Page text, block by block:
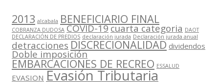
2013 alcabala BENEFICIARIO FINAL
COBRANZA DUDOSA COVID-19cuarta categoria DAOT
DECLARACIÓN DE PREDIOS declaración jurada Declaración jurada anual
detracciones DISCRECIONALIDAD dividendos
Doble imposición
EMBARCACIONES DE RECREO ESSALUD
EVASION Evasión Tributaria